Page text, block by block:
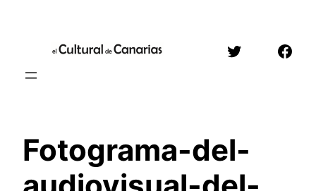
contenido
Twitter
Fotograma-del-